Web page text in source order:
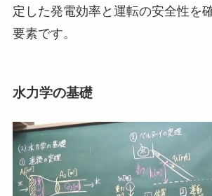
定した発電効率と運転の安全性を
要素です。
水力学の基礎